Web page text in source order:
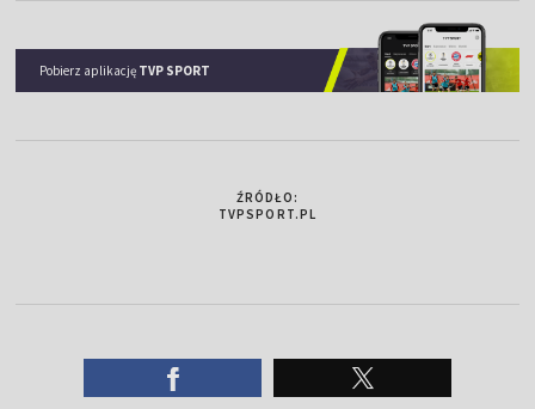
Pobierz aplikację TVP SPORT
ŹRÓDŁO:
TVPSPORT.PL